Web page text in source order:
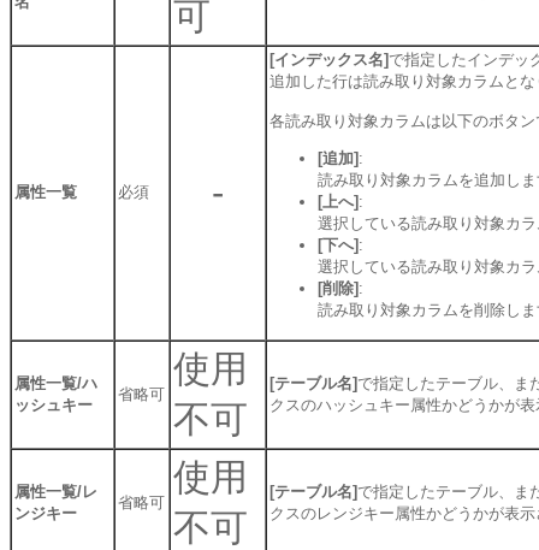
可
属性一覧 必須 -
[インデックス名] で指定したインデッ
追加した行は読み取り対象カラムと
各読み取り対象カラムは以下のボタ
[追加] :
読み取り対象カラムを追加し
[上へ] :
選択している読み取り対象カ
[下へ] :
選択している読み取り対象カ
[削除] :
読み取り対象カラムを削除し
属性一覧/ハ
ッシュキー
省略可
使用
不可
[テーブル名] で指定したテーブル、ま
クスのハッシュキー属性かどうかが
属性一覧/レ
ンジキー
省略可
使用
不可
[テーブル名] で指定したテーブル、ま
クスのレンジキー属性かどうかが表